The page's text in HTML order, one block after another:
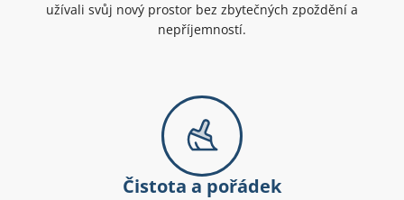
užívali svůj nový prostor bez zbytečných zpoždění a
nepříjemností.
Čistota a pořádek